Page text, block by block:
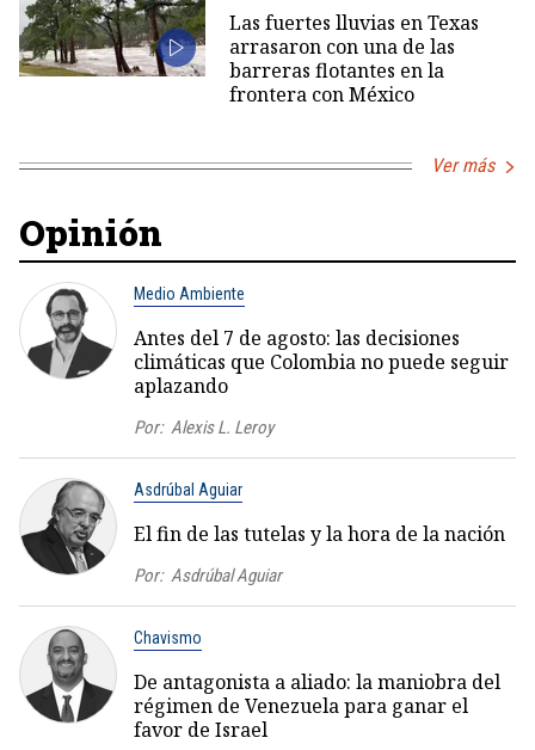
Las fuertes lluvias en Texas
arrasaron con una de las
barreras flotantes en la
frontera con México
Ver más
Opinión
Medio Ambiente
Antes del 7 de agosto: las decisiones
climáticas que Colombia no puede seguir
aplazando
Por: Alexis L. Leroy
Asdrúbal Aguiar
El fin de las tutelas y la hora de la nación
Por: Asdrúbal Aguiar
Chavismo
De antagonista a aliado: la maniobra del
régimen de Venezuela para ganar el
favor de Israel